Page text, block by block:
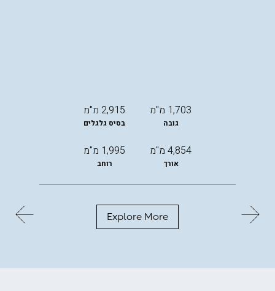
1,703 מ"מ
גובה
2,915 מ"מ
בסיס גלגלים
4,854 מ"מ
אורך
1,995 מ"מ
רוחב
Explore More
החל